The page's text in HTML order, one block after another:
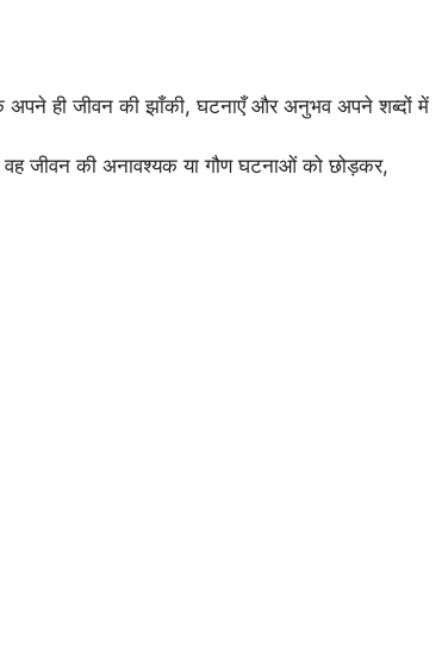
ही जीवन की झाँकी, घटनाएँ और अनुभव अपने शब्दों में
जीवन की अनावश्यक या गौण घटनाओं को छोड़कर,